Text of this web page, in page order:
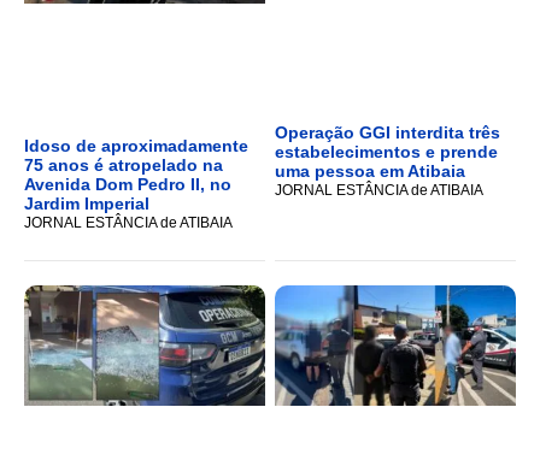
Idoso de aproximadamente
75 anos é atropelado na
Avenida Dom Pedro II, no
Jardim Imperial
JORNAL ESTÂNCIA de ATIBAIA
Operação GGI interdita três
estabelecimentos e prende
uma pessoa em Atibaia
JORNAL ESTÂNCIA de ATIBAIA